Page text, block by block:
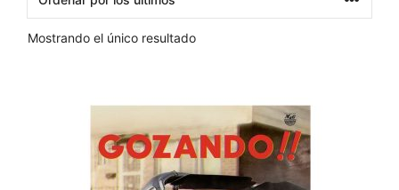
Mostrando el único resultado